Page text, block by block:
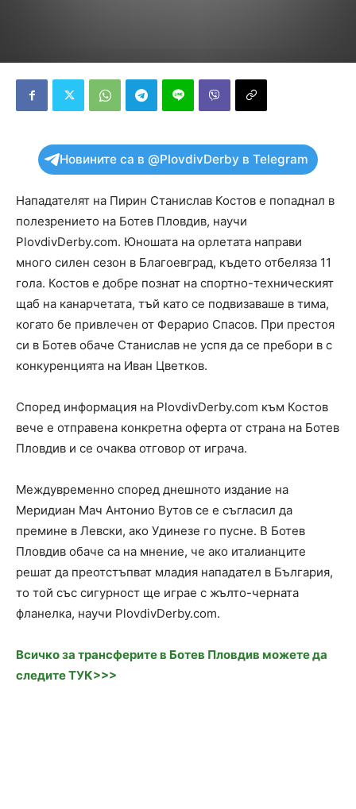
Новините са в @PlovdivDerby в Telegram
Нападателят на Пирин Станислав Костов е попаднал в
полезрението на Ботев Пловдив, научи
PlovdivDerby.com. Юношата на орлетата направи
много силен сезон в Благоевград, където отбеляза 11
гола. Костов е добре познат на спортно-техническият
щаб на канарчетата, тъй като се подвизаваше в тима,
когато бе привлечен от Ферарио Спасов. При престоя
си в Ботев обаче Станислав не успя да се пребори в с
конкуренцията на Иван Цветков.
Според информация на PlovdivDerby.com към Костов
вече е отправена конкретна оферта от страна на Ботев
Пловдив и се очаква отговор от играча.
Междувременно според днешното издание на
Меридиан Мач Антонио Вутов се е съгласил да
премине в Левски, ако Удинезе го пусне. В Ботев
Пловдив обаче са на мнение, че ако италианците
решат да преотстъпват младия нападател в България,
то той със сигурност ще играе с жълто-черната
фланелка, научи PlovdivDerby.com.
Всичко за трансферите в Ботев Пловдив можете да
следите ТУК>>>